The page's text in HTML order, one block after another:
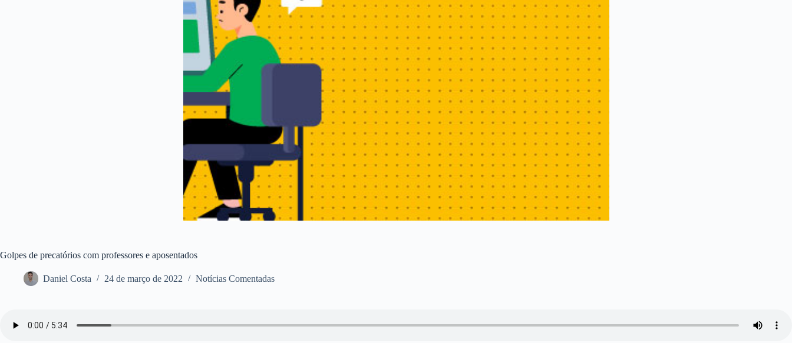
Golpes de precatórios com professores e aposentados
Daniel Costa 24 de março de 2022 Notícias Comentadas